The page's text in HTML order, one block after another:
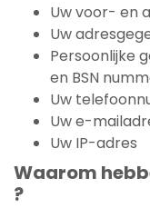
Uw voor- en
Uw
Persoonlijke
en BSN
Uw
Uw e-
Uw IP-adres
Waarom
?